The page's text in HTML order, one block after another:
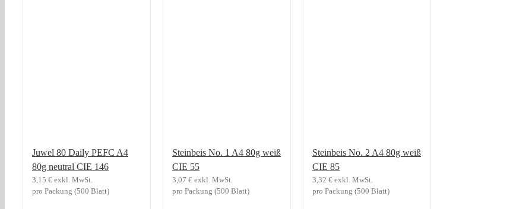
Juwel 80 Daily PEFC A4
80g neutral CIE 146
3,15 € exkl. MwSt.
pro Packung (500 Blatt)
Steinbeis No. 1 A4 80g weiß
CIE 55
3,07 € exkl. MwSt.
pro Packung (500 Blatt)
Steinbeis No. 2 A4 80g weiß
CIE 85
3,32 € exkl. MwSt.
pro Packung (500 Blatt)